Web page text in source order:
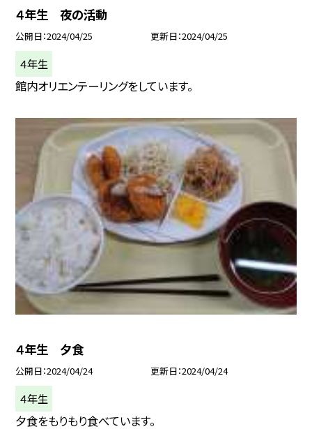
４年生 夜の活動
公開日 2024/04/25 更新日 2024/04/25
４年生
館内オリエンテーリングをしています。
４年生 夕食
公開日 2024/04/24 更新日 2024/04/24
４年生
夕食をもりもり食べています。